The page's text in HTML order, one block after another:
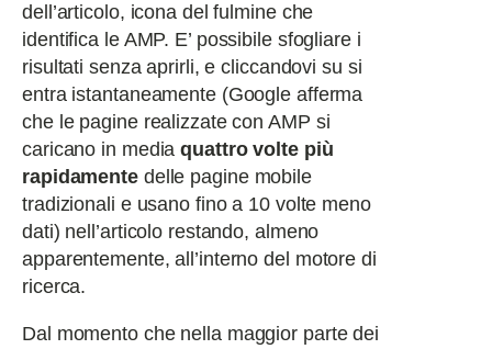
dell’articolo, icona del fulmine che
identifica le AMP. E’ possibile sfogliare i
risultati senza aprirli, e cliccandovi su si
entra istantaneamente (Google afferma
che le pagine realizzate con AMP si
caricano in mediaquattro volte più
rapidamentedelle pagine mobile
tradizionali e usano fino a 10 volte meno
dati) nell’articolo restando, almeno
apparentemente, all’interno del motore di
ricerca.
Dal momento che nella maggior parte dei